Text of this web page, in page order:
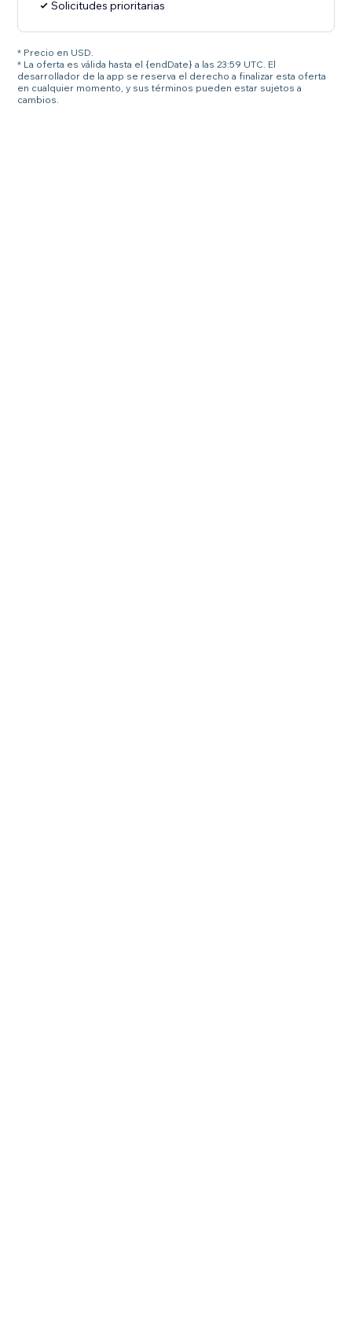
Solicitudes prioritarias
* Precio en USD.
* La oferta es válida hasta el {endDate} a las 23:59 UTC. El
desarrollador de la app se reserva el derecho a finalizar esta oferta
en cualquier momento, y sus términos pueden estar sujetos a
cambios.